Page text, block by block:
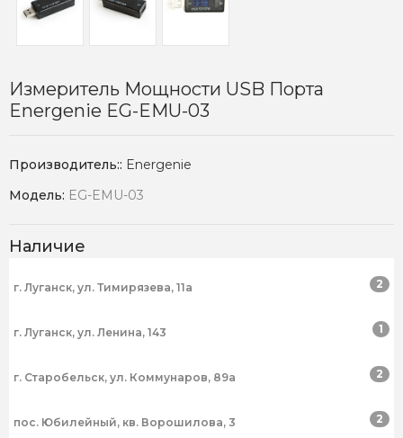
Измеритель Мощности USB Порта
Energenie EG-EMU-03
Производитель:: Energenie
Модель: EG-EMU-03
Наличие
г. Луганск, ул. Тимирязева, 11а 2
г. Луганск, ул. Ленина, 143 1
г. Старобельск, ул. Коммунаров, 89а 2
пос. Юбилейный, кв. Ворошилова, 3 2